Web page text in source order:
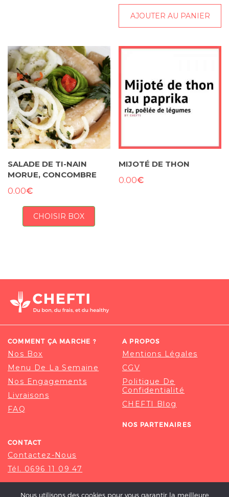
AJOUTER AU PANIER
SALADE DE TI-NAIN
MORUE, CONCOMBRE
0.00€
CHOISIR BOX
MIJOTÉ DE THON
0.00€
COMMENT ÇA MARCHE ?
Nos Box
Menu De La Semaine
Nos Engagements
Livraisons
FAQ
A PROPOS
Mentions Légales
CGV
Politique De
Confidentialité
CHEFTI Blog
NOS PARTENAIRES
CONTACT
Contactez-Nous
Tél. 0696 11 09 47
Nous utilisons des cookies pour vous garantir la meilleure